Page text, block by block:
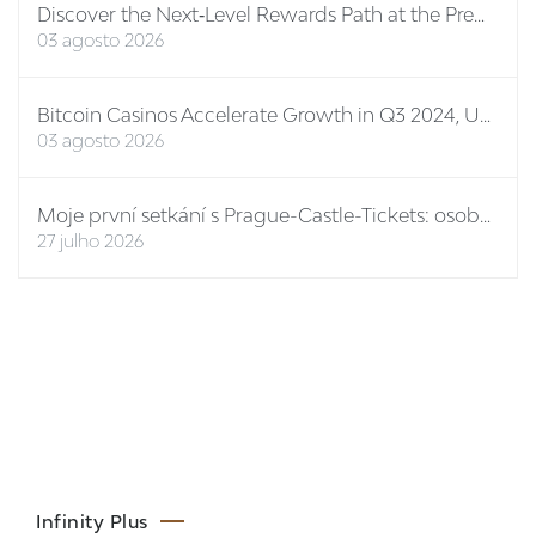
Discover the Next‑Level Rewards Path at the Premier Online Casino No ID
03 agosto 2026
Bitcoin Casinos Accelerate Growth in Q3 2024, Unveiling New Features and Mega Bonuses
03 agosto 2026
Moje první setkání s Prague-Castle-Tickets: osobní report
27 julho 2026
Infinity Plus